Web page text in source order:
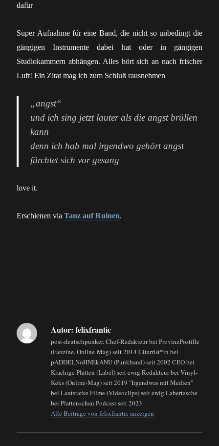
dafür
Super Aufnahme für eine Band, die nicht so unbedingt die
gängigen Instrumente dabei hat oder in gängigen
Studiokammern abhängen. Alles hört sich an nach frischer
Luft! Ein Zitat mag ich zum Schluß rausnehmen
„angst“
und ich sing jetzt lauter als die angst brüllen
kann
denn ich hab mal irgendwo gehört angst
fürchtet sich vor gesang
love it.
Erschienen viaTanz auf Ruinen.
Autor: felixfrantic
post-deutschpunker. Chef-Redakteur bei ProvinzPostille
(Fanzine, Online-Mag) seit 2014 Gitarrist*in bei
pADDELNoHNEkANU (Punkband) seit 2002 CEO bei
Krachige Platten (Label) seit ewig Redakteur bei Vinyl-
Keks (Online-Mag) seit 2019 "Irgendwas mit Medien"
bei Lautstarke Filme (Videoclips) seit ewig Labertasche
bei Plattenschau Podcast seit 2023
Alle Beiträge von felixfrantic anzeigen